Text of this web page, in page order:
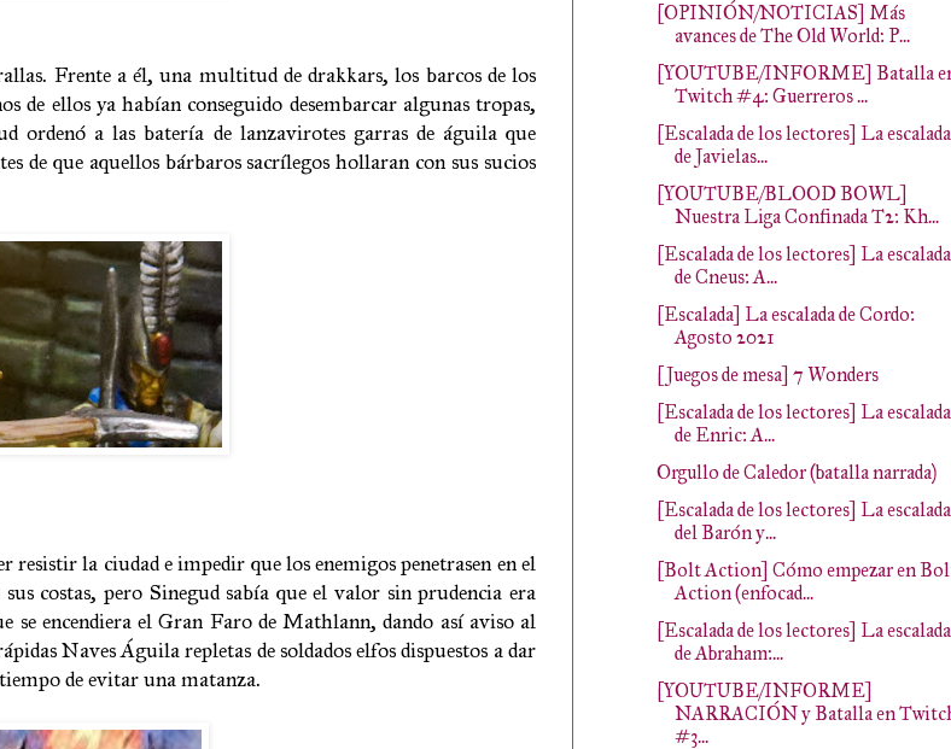
Frente a él, una multitud de drakkars, los barcos de los
de ellos ya habían conseguido desembarcar algunas tropas,
ordenó a las batería de lanzavirotes garras de águila que
de que aquellos bárbaros sacrílegos hollaran con sus sucios
la ciudad e impedir que los enemigos penetrasen en el
costas, pero Sinegud sabía que el valor sin prudencia era
se encendiera el Gran Faro de Mathlann, dando así aviso al
Naves Águila repletas de soldados elfos dispuestos a dar
de evitar una matanza.
[OPINIÓN/NOTICIAS] Más
avances de The Old World: P...
[YOUTUBE/INFORME] Batalla
Twitch #4: Guerreros ...
[Escalada de los lectores] La escalada
de Javielas...
[YOUTUBE/BLOOD BOWL]
Nuestra Liga Confinada T2: Kh...
[Escalada de los lectores] La escalada
de Cneus: A...
[Escalada] La escalada de Cordo:
Agosto 2021
[Juegos de mesa] 7 Wonders
[Escalada de los lectores] La escalada
de Enric: A...
Orgullo de Caledor (batalla narrada)
[Escalada de los lectores] La escalada
del Barón y...
[Bolt Action] Cómo empezar en
Action (enfocad...
[Escalada de los lectores] La escalada
de Abraham:...
[YOUTUBE/INFORME]
NARRACIÓN y Batalla en
#3...